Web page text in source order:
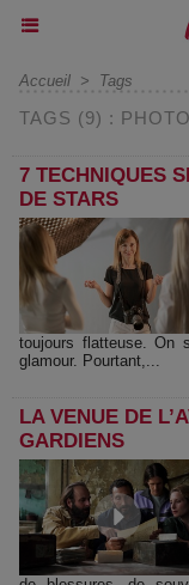
Accueil > Tags
TAGS (9) :
7 TECHNIQUES
DE STARS
toujours flatteuse. On
glamour. Pourtant,...
LA VENUE DE
GARDIENS